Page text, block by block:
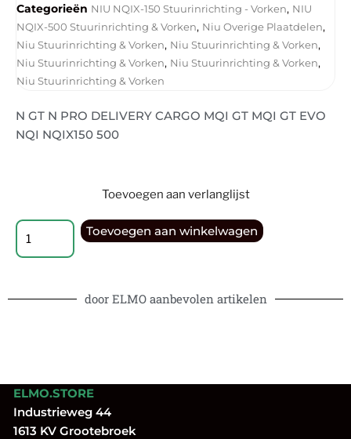
Categorieën NIU NQIX-150 Stuurinrichting - Vorken, NIU
NQIX-500 Stuurinrichting & Vorken, Niu Overige Plaatdelen,
Niu Stuurinrichting & Vorken, Niu Stuurinrichting & Vorken,
Niu Stuurinrichting & Vorken, Niu Stuurinrichting & Vorken,
Niu Stuurinrichting & Vorken
N GT N PRO DELIVERY CARGO MQI GT MQI GT EVO
NQI NQIX150 500
Toevoegen aan verlanglijst
Toevoegen aan winkelwagen
door ELMO aanbevolen artikelen
ELMO.STORE
Industrieweg 44
1613 KV Grootebroek